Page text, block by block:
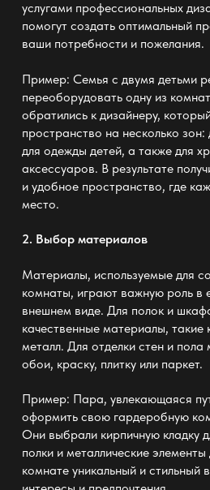
услугами профессиональных
помогут создать оптимальный
ваши потребности и пожелания.
Пример: Семья с двумя детьми
переоборудовать одну из
обратились к дизайнеру,
пространство на несколько
для одежды детей, а также для
аксессуаров. В результате
и удобное пространство, где
место.
2. Выбор материалов
Материалы, используемые для
комнаты, играют важную роль в
внешнем виде. Для полок и
качественные материалы,
металл. Для отделки стен и
обои, краску, плитку или паркет.
Пример: Пара, увлекающаяся
оформить свою гардеробную
Они выбрали кирпичную кладку
полки и металлические
комнате уникальный и